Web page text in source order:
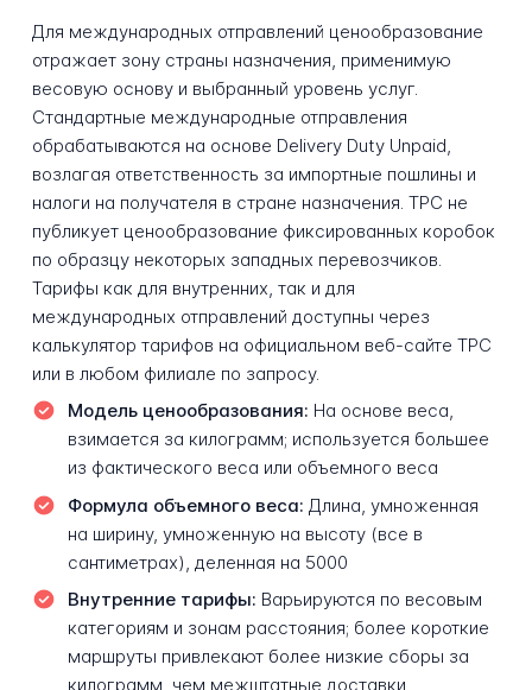
Для международных отправлений ценообразование
отражает зону страны назначения, применимую
весовую основу и выбранный уровень услуг.
Стандартные международные отправления
обрабатываются на основе Delivery Duty Unpaid,
возлагая ответственность за импортные пошлины и
налоги на получателя в стране назначения. TPC не
публикует ценообразование фиксированных коробок
по образцу некоторых западных перевозчиков.
Тарифы как для внутренних, так и для
международных отправлений доступны через
калькулятор тарифов на официальном веб-сайте TPC
или в любом филиале по запросу.
Модель ценообразования: На основе веса,
взимается за килограмм; используется большее
из фактического веса или объемного веса
Формула объемного веса: Длина, умноженная
на ширину, умноженную на высоту (все в
сантиметрах), деленная на 5000
Внутренние тарифы: Варьируются по весовым
категориям и зонам расстояния; более короткие
маршруты привлекают более низкие сборы за
килограмм, чем межштатные доставки